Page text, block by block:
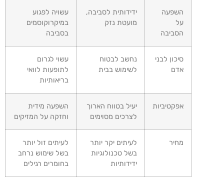
השפעה
על
הסביבה
ידידותית לסביבה,
מועטת נזק
עשויה לפגוע
במיקרוקוסמים
בסביבה
סיכון לבני
אדם
נחשב לבטוח
לשימוש בבית
עשוי לגרום
לתופעות לוואי
בריאותיות
אפקטיביות
יעיל בטווח הארוך
לצרכים מסוימים
השפעה מידית
וחזקה על המזיקים
מחיר
לעיתים יקר יותר
בשל טכנולוגיות
ידידותיות
לעיתים זול יותר
בשל שימוש נרחב
בחומרים רגילים